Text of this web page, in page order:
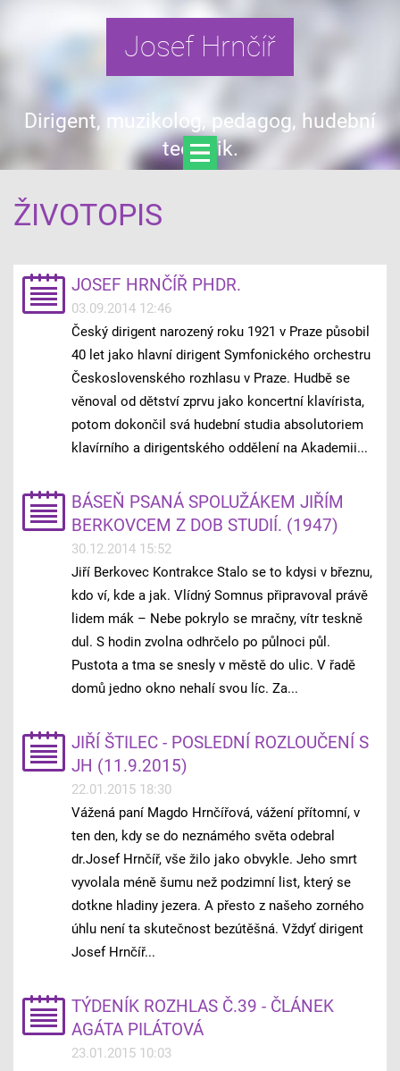
Josef Hrnčíř
Dirigent, muzikolog, pedagog, hudební
teoretik.
ŽIVOTOPIS
JOSEF HRNČÍŘ PHDR.
03.09.2014 12:46
Český dirigent narozený roku 1921 v Praze působil
40 let jako hlavní dirigent Symfonického orchestru
Československého rozhlasu v Praze. Hudbě se
věnoval od dětství zprvu jako koncertní klavírista,
potom dokončil svá hudební studia absolutoriem
klavírního a dirigentského oddělení na Akademii...
BÁSEŇ PSANÁ SPOLUŽÁKEM JIŘÍM
BERKOVCEM Z DOB STUDIÍ. (1947)
30.12.2014 15:52
Jiří Berkovec Kontrakce Stalo se to kdysi v březnu,
kdo ví, kde a jak. Vlídný Somnus připravoval právě
lidem mák – Nebe pokrylo se mračny, vítr teskně
dul. S hodin zvolna odhrčelo po půlnoci půl.
Pustota a tma se snesly v městě do ulic. V řadě
domů jedno okno nehalí svou líc. Za...
JIŘÍ ŠTILEC - POSLEDNÍ ROZLOUČENÍ S
JH (11.9.2015)
22.01.2015 18:30
Vážená paní Magdo Hrnčířová, vážení přítomní, v
ten den, kdy se do neznámého světa odebral
dr.Josef Hrnčíř, vše žilo jako obvykle. Jeho smrt
vyvolala méně šumu než podzimní list, který se
dotkne hladiny jezera. A přesto z našeho zorného
úhlu není ta skutečnost bezútěšná. Vždyť dirigent
Josef Hrnčíř...
TÝDENÍK ROZHLAS Č.39 - ČLÁNEK
AGÁTA PILÁTOVÁ
23.01.2015 10:03